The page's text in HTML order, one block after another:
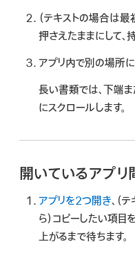
（テキストの場合は最
押さえたままにして、
アプリ内で別の場所に
長い書類では、下端
にスクロールします。
開いているアプ
アプリを2つ開き、（
ら）コピーしたい項目
上がるまで待ちます。